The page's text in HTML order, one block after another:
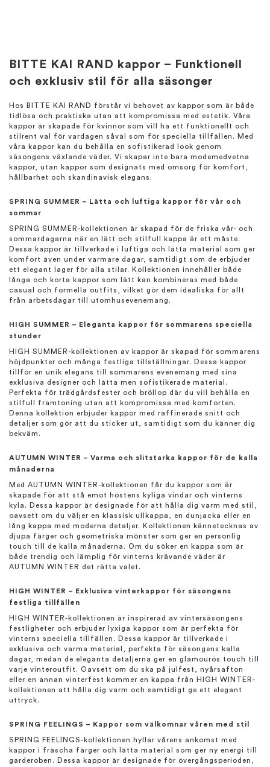
BITTE KAI RAND kappor – Funktionell
och exklusiv stil för alla säsonger
Hos BITTE KAI RAND förstår vi behovet av kappor som är både
tidlösa och praktiska utan att kompromissa med estetik. Våra
kappor är skapade för kvinnor som vill ha ett funktionellt och
stilrent val för vardagen såväl som för speciella tillfällen. Med
våra kappor kan du behålla en sofistikerad look genom
säsongens växlande väder. Vi skapar inte bara modemedvetna
kappor, utan kappor som designats med omsorg för komfort,
hållbarhet och skandinavisk elegans.
SPRING SUMMER – Lätta och luftiga kappor för vår och
sommar
SPRING SUMMER-kollektionen är skapad för de friska vår- och
sommardagarna när en lätt och stilfull kappa är ett måste.
Dessa kappor är tillverkade i luftiga och lätta material som ger
komfort även under varmare dagar, samtidigt som de erbjuder
ett elegant lager för alla stilar. Kollektionen innehåller både
långa och korta kappor som lätt kan kombineras med både
casual och formella outfits, vilket gör dem idealiska för allt
från arbetsdagar till utomhusevenemang.
HIGH SUMMER – Eleganta kappor för sommarens speciella
stunder
HIGH SUMMER-kollektionen av kappor är skapad för sommarens
höjdpunkter och många festliga tillställningar. Dessa kappor
tillför en unik elegans till sommarens evenemang med sina
exklusiva designer och lätta men sofistikerade material.
Perfekta för trädgårdsfester och bröllop där du vill behålla en
stilfull framtoning utan att kompromissa med komforten.
Denna kollektion erbjuder kappor med raffinerade snitt och
detaljer som gör att du sticker ut, samtidigt som du känner dig
bekväm.
AUTUMN WINTER – Varma och slitstarka kappor för de kalla
månaderna
Med AUTUMN WINTER-kollektionen får du kappor som är
skapade för att stå emot höstens kyliga vindar och vinterns
kyla. Dessa kappor är designade för att hålla dig varm med stil,
oavsett om du väljer en klassisk ullkappa, en dunjacka eller en
lång kappa med moderna detaljer. Kollektionen kännetecknas av
djupa färger och geometriska mönster som ger en personlig
touch till de kalla månaderna. Om du söker en kappa som är
både trendig och lämplig för vinterns krävande väder är
AUTUMN WINTER det rätta valet.
HIGH WINTER – Exklusiva vinterkappor för säsongens
festliga tillfällen
HIGH WINTER-kollektionen är inspirerad av vintersäsongens
festligheter och erbjuder lyxiga kappor som är perfekta för
vinterns speciella tillfällen. Dessa kappor är tillverkade i
exklusiva och varma material, perfekta för säsongens kalla
dagar, medan de eleganta detaljerna ger en glamourös touch till
varje vinteroutfit. Oavsett om du ska på julfest, nyårsafton
eller en annan vinterfest kommer en kappa från HIGH WINTER-
kollektionen att hålla dig varm och samtidigt ge ett elegant
uttryck.
SPRING FEELINGS – Kappor som välkomnar våren med stil
SPRING FEELINGS-kollektionen hyllar vårens ankomst med
kappor i fräscha färger och lätta material som ger ny energi till
garderoben. Dessa kappor är designade för övergångsperioden,